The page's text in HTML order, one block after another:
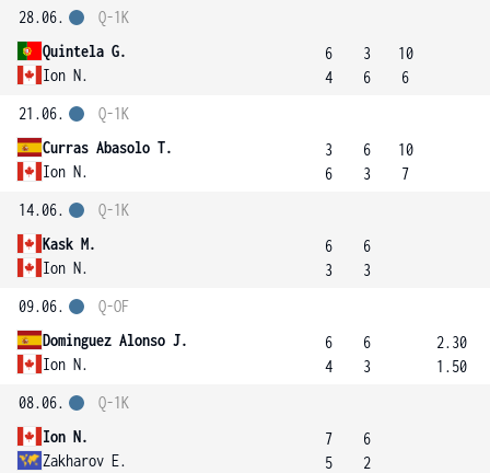
28.06.
Quintela G.
Ion N.
Q-1K
6
4
3
6
10
6
21.06.
Curras Abasolo T.
Ion N.
Q-1K
3
6
6
3
10
7
14.06.
Kask M.
Ion N.
Q-1K
6
3
6
3
09.06.
Dominguez Alonso J.
Ion N.
Q-OF
6
4
6
3
2.30
1.50
08.06.
Ion N.
Zakharov E.
Q-1K
7
5
6
2